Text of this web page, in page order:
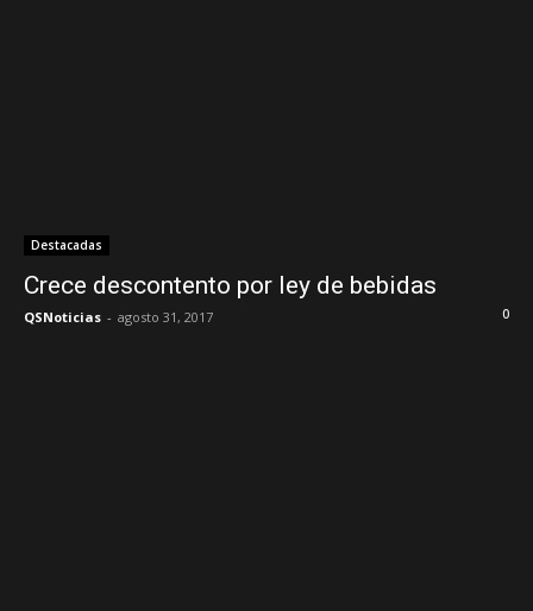
Destacadas
Crece descontento por ley de bebidas
QSNoticias - agosto 31, 2017 0